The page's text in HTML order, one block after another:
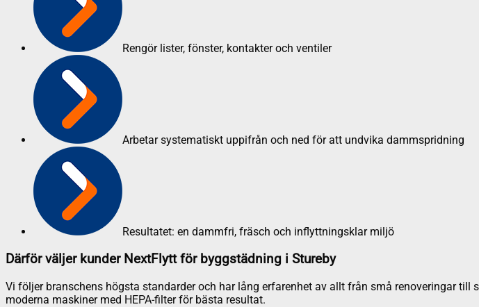
Rengör lister, fönster, kontakter och ventiler
Arbetar systematiskt uppifrån och ned för att undvika dammspridning
Resultatet: en dammfri, fräsch och inflyttningsklar miljö
Därför väljer kunder NextFlytt för byggstädning i Stureby
Vi följer branschens högsta standarder och har lång erfarenhet av allt från små renoveringar
moderna maskiner med HEPA-filter för bästa resultat.